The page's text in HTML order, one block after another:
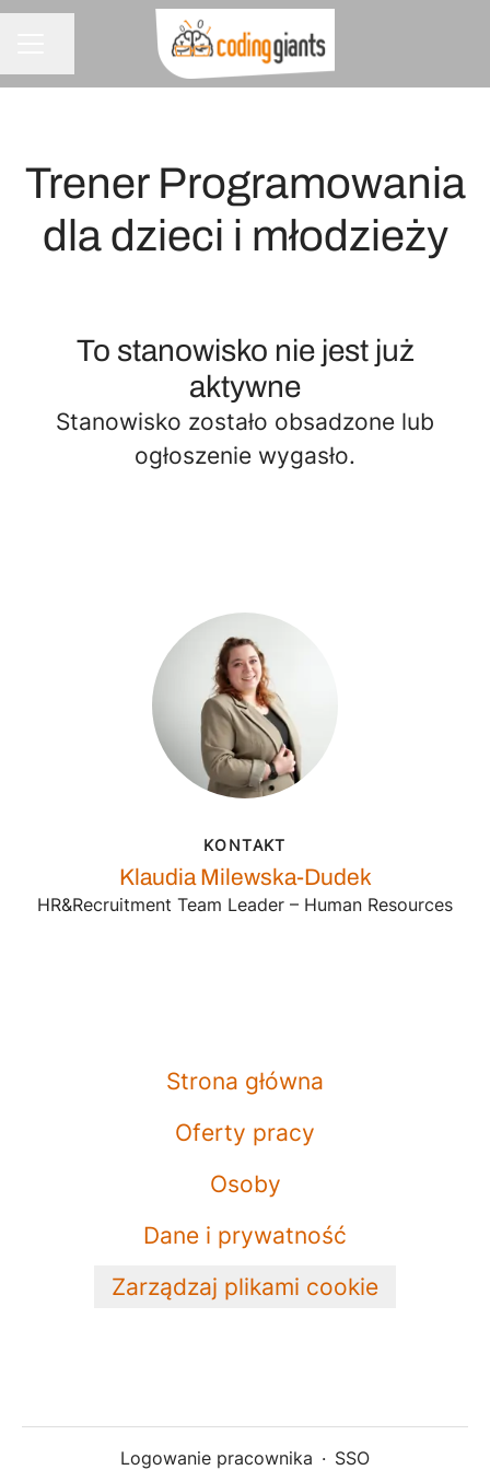
Udostępnij stronę
Trener Programowania
dla dzieci i młodzieży
To stanowisko nie jest już
aktywne
Stanowisko zostało obsadzone lub
ogłoszenie wygasło.
KONTAKT
Klaudia Milewska-Dudek
HR&Recruitment Team Leader – Human Resources
Strona główna
Oferty pracy
Osoby
Dane i prywatność
Zarządzaj plikami cookie
Logowanie pracownika · SSO